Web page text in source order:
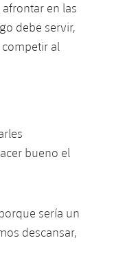
en las
debe servir,
al
bueno el
sería un
descansar,